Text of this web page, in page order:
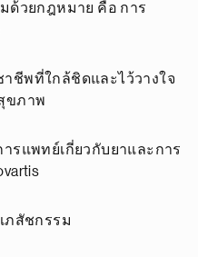
ด้วยกฎหมาย คือ การ
ชีพที่ใกล้ชิดและไว้วางใจ
ขภาพ
รแพทย์เกี่ยวกับยาและการ
ภสัชกรรม